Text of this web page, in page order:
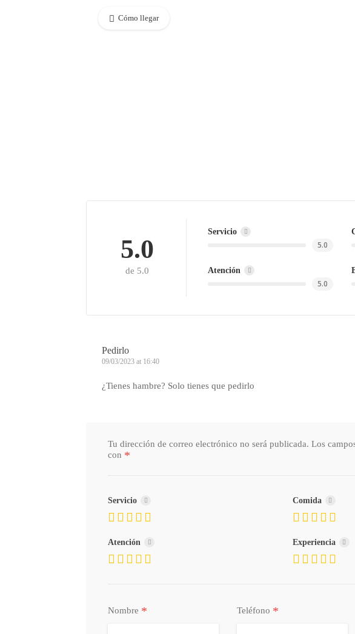
Cómo llegar
5.0
de 5.0
Servicio
5.0
Atención
5.0
Pedirlo
09/03/2023 at 16:40
¿Tienes hambre? Solo tienes que pedirlo
Tu dirección de correo electrónico no será publicada. Los
con *
Servicio Comida
Atención Experiencia
Nombre * Teléfono *